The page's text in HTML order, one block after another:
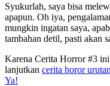
Syukurlah, saya bisa
apapun. Oh iya,
mungkin ingatan saya,
tambahan detil, pasti akan
Karena Cerita Horror #3
lanjutkan cerita horor
Ya!